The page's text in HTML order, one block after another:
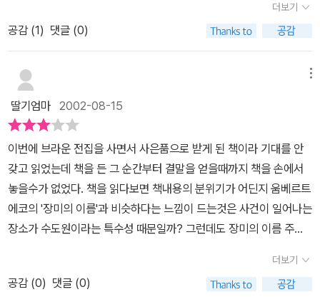
이는 한편, 섭취 시 강한 식중독 증상을 유발하기도 하는 식물이라고
한다. 바곳이 등장했던 소설은 적지 않았던 것으로 기억되는데 흠. 상
세히는 얼른 생각이 나지 않는군... 이 책에서도 바곳이 살인의 도구로
등장하고 있다.캐드펠 수사의 옛 연인(들 중의 하나.^^)과 그녀의 복
잡한 가족사가 이야기의 중심구도를 이루고 있는데, 그녀와 캐드펠
수사와의 로맨스는 기대하지 말 것. (^-^ 둘의 로맨스가 나왔으면 매
우 화났을 것 같다.) 귀여운 청년 마크의 신뢰도 서서히 상승 중. 활달
하고 밝은 두 소년 에드윈과 에드위의 우정(가족애...?)도 가슴 따뜻&
뿌듯하다.주목할 만한 일은, 이 '수도사의 두건'에서 헤드베리 원장이
물러나고 라덜푸스 원장이 등장한다는 것. 앞으로 라덜푸스 원장의
인품은 두고 볼 일이나, 끝자락의 소개로 봐서는 로버트 부원장을 잘
눌러줄 것 같다. 거침없는 전개를 따라 달려가 보면, 캐드펠 수사만의
더보기
공감 (1) 댓글 (0)
딸기엄마 2002-08-15
이번에 브라운 전집을 사면서 사은품으로 받게 된 책이라 기대를 안
갖고 읽었는데 책을 든 그 순간부터 결말을 얻을때까지 책을 손에서
놓을수가 없었다. 책을 읽다보면 책내용의 분위기가 어딘지 움베르트
에코의 '장미의 이름'과 비슷하다는 느낌이 드는것은 사건이 일어나는
장소가 수도원이라는 특수성 때문일까? 그런데도 장미의 이름 주인
다. 내 개인적인 생각에는 무조건적인 추리소설이라고 부르기보다 드
라마적인 추리소설이라고 부르는것이 더 좋을듯하다. 추리소설이기
더보기
공감 (0) 댓글 (0)